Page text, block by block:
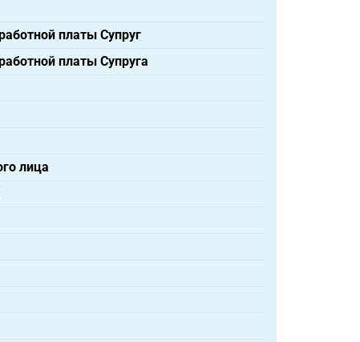
платы Супруг
платы Супруга
лица